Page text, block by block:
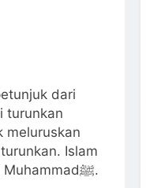
dari
meluruskan
Islam
akan di murnikan lagi hanya berdasarkan Al Qur’an dan hadits seperti ajaran Nabi Muhammadﷺ.